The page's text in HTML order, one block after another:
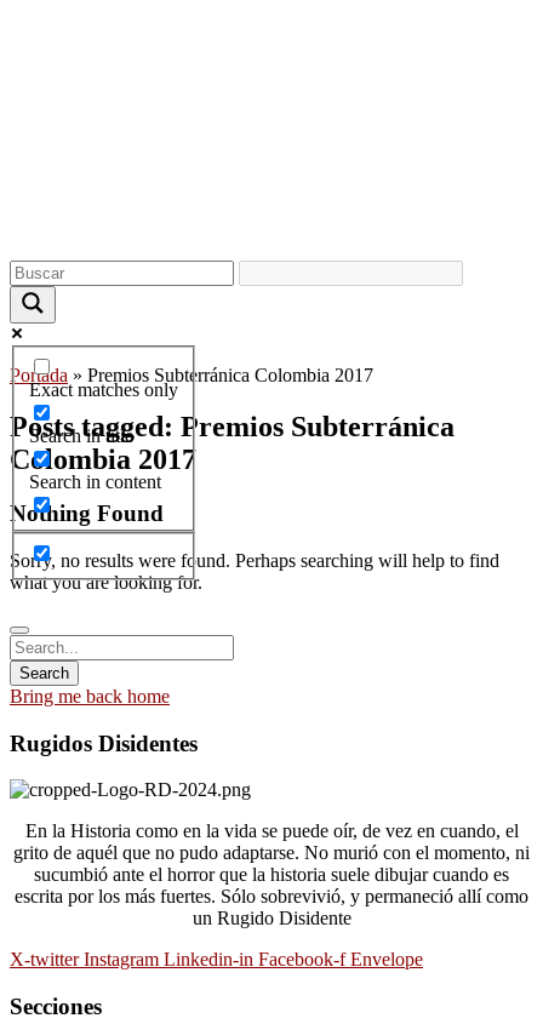
Exact matches only
Search in title
Search in content
Portada » Premios Subterránica Colombia 2017
Posts tagged: Premios Subterránica
Colombia 2017
Nothing Found
Sorry, no results were found. Perhaps searching will help to find
what you are looking for.
Bring me back home
Rugidos Disidentes
En la Historia como en la vida se puede oír, de vez en cuando, el
grito de aquél que no pudo adaptarse. No murió con el momento, ni
sucumbió ante el horror que la historia suele dibujar cuando es
escrita por los más fuertes. Sólo sobrevivió, y permaneció allí como
un Rugido Disidente
X-twitter Instagram Linkedin-in Facebook-f Envelope
Secciones